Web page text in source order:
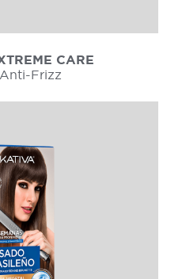
CARE
Frizz